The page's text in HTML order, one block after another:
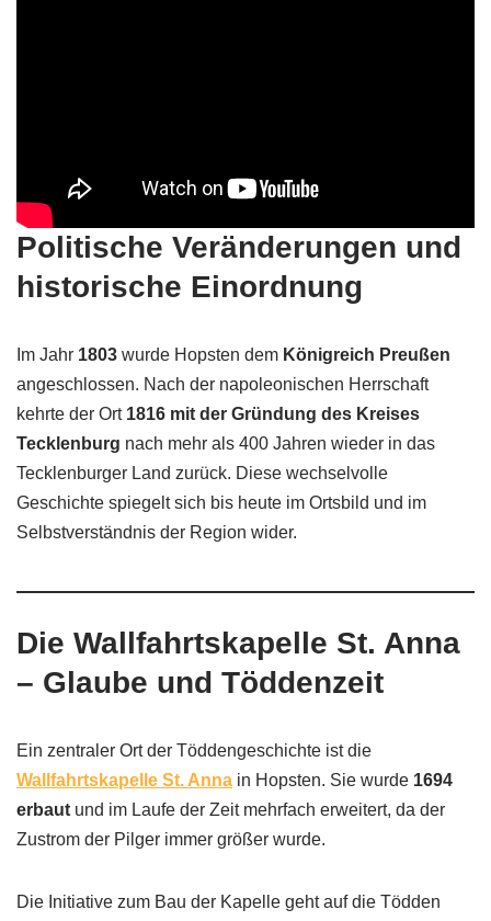
Politische Veränderungen und
historische Einordnung
Im Jahr 1803 wurde Hopsten dem Königreich Preußen
angeschlossen. Nach der napoleonischen Herrschaft
kehrte der Ort 1816 mit der Gründung des Kreises
Tecklenburg nach mehr als 400 Jahren wieder in das
Tecklenburger Land zurück. Diese wechselvolle
Geschichte spiegelt sich bis heute im Ortsbild und im
Selbstverständnis der Region wider.
Die Wallfahrtskapelle St. Anna
– Glaube und Töddenzeit
Ein zentraler Ort der Töddengeschichte ist die
Wallfahrtskapelle St. Anna in Hopsten. Sie wurde 1694
erbaut und im Laufe der Zeit mehrfach erweitert, da der
Zustrom der Pilger immer größer wurde.
Die Initiative zum Bau der Kapelle geht auf die Tödden